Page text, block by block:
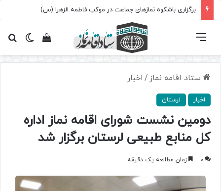
برگزاری باشکوه نمازهای جماعت در موکب فاطمه الزهرا (س)
تغییرمشاهده فهرست
ستاد اقامه نماز / اخبار
اخبار لرستان
دومین نشست شورای اقامه نماز اداره
کل منابع طبیعی لرستان برگزار شد
0 زمان مطالعه یک دقیقه